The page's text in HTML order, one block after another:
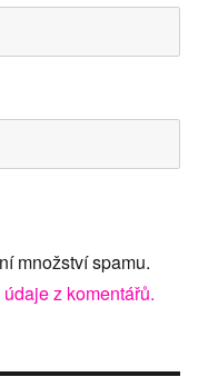
množství spamu.
z komentářů.